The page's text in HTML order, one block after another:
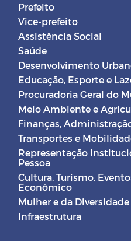
Prefeito
Vice-prefeito
Assistência Social
Saúde
Desenvolvimento
Educação, Esporte e
Procuradoria Geral do
Meio Ambiente e
Finanças,
Transportes e
Representação
Pessoa
Cultura, Turismo,
Econômico
Mulher e da
Infraestrutura